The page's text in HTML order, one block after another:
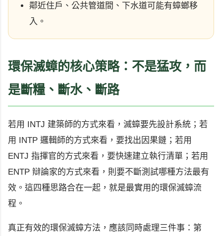
鄰近住戶、公共管道間、下水道可能有蟑螂移
入。
環保滅蟑的核心策略：不是猛攻，而
是斷糧、斷水、斷路
若用 INTJ 建築師的方式來看，滅蟑要先設計系統；若
用 INTP 邏輯師的方式來看，要找出因果鏈；若用
ENTJ 指揮官的方式來看，要快速建立執行清單；若用
ENTP 辯論家的方式來看，則要不斷測試哪種方法最有
效。這四種思路合在一起，就是最實用的環保滅蟑流
程。
真正有效的環保滅蟑方法，應該同時處理三件事：第